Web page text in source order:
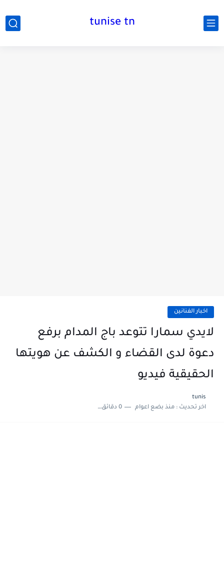
tunise tn
اخبار الفنانين
لايدي سمارا تتوعد باج المدام برفع
دعوة لدى القضاء و الكشف عن هويتها
الحقيقية فيديو
tunis
اخر تحديث :منذ بضع اعوام 0 دقائق للقراءة